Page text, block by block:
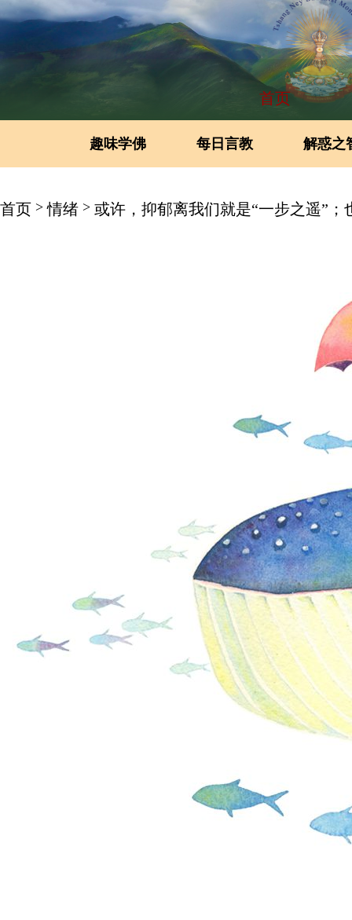
首页
趣味学佛 每日言教 解惑之
首页 > 情绪 > 或许，抑郁离我们就是“一步之遥”